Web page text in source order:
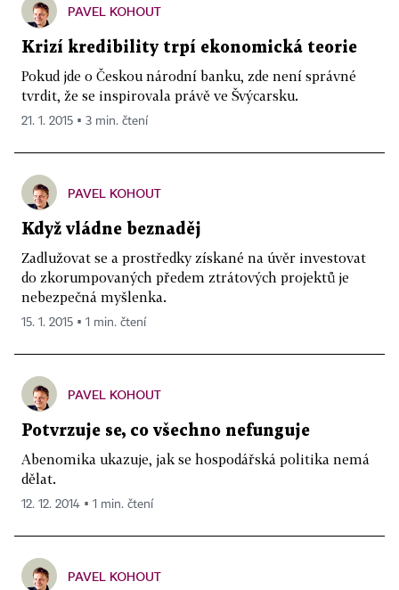
PAVEL KOHOUT
Krizí kredibility trpí ekonomická teorie
Pokud jde o Českou národní banku, zde není správné
tvrdit, že se inspirovala právě ve Švýcarsku.
21. 1. 2015 ▪ 3 min. čtení
PAVEL KOHOUT
Když vládne beznaděj
Zadlužovat se a prostředky získané na úvěr investovat
do zkorumpovaných předem ztrátových projektů je
nebezpečná myšlenka.
15. 1. 2015 ▪ 1 min. čtení
PAVEL KOHOUT
Potvrzuje se, co všechno nefunguje
Abenomika ukazuje, jak se hospodářská politika nemá
dělat.
12. 12. 2014 ▪ 1 min. čtení
PAVEL KOHOUT